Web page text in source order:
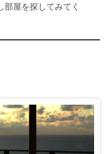
屋を探してみてく